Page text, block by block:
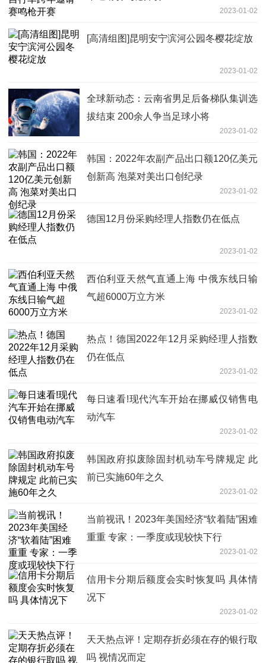
2023-01-02
[高清组图]昆明安宁滨河公园冬樱花绽放
2023-01-02
全球新动态：云南省男足后备梯队集训选
拔结束 200余人争当足球小将
2023-01-02
韩国：2022年农副产品出口额120亿美元
创新高 泡菜对美出口创纪录
2023-01-02
德国12月份采购经理人指数仍在低点
2023-01-02
西伯利亚天然气直通上海 中俄东线日输
气超6000万立方米
2023-01-02
热点！德国2022年12月采购经理人指数
仍在低点
2023-01-02
每日速看!现代汽车开始在挪威仅销售电
动汽车
2023-01-02
韩国政府拟废除固封机动车号牌规定 此
前已实施60年之久
2023-01-02
当前视讯！2023年美国经济“软着陆”困难
重重 专家：一季度或现较快下行
2023-01-02
信用卡分期后额度会实时恢复吗 具体情
况下
2023-01-02
天天热点评！定期存折必须在存的银行取
吗 视情况而定